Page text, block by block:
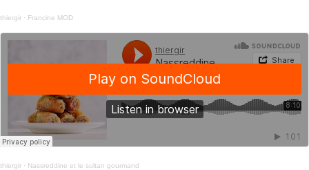
thiergir · Francine MOD
thiergir · Nassreddine et le sultan gourmand